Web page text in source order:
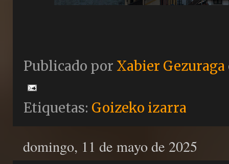
Publicado por Xabier Gezuraga
Etiquetas: Goizeko izarra
domingo, 11 de mayo de 2025